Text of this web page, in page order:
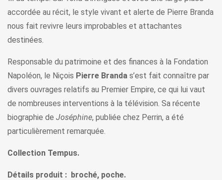
accordée au récit, le style vivant et alerte de Pierre Branda
nous fait revivre leurs improbables et attachantes
destinées.
Responsable du patrimoine et des finances à la Fondation
Napoléon, le Niçois Pierre Branda s’est fait connaître par
divers ouvrages relatifs au Premier Empire, ce qui lui vaut
de nombreuses interventions à la télévision. Sa récente
biographie de Joséphine, publiée chez Perrin, a été
particulièrement remarquée.
Collection Tempus.
Détails produit : broché, poche.